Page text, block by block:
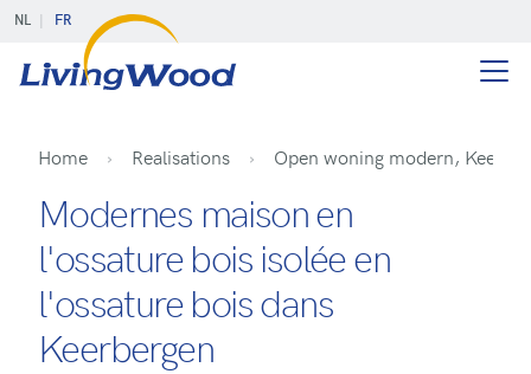
NL FR
Home Realisations Open woning modern,
Modernes maison en
l'ossature bois isolée en
l'ossature bois dans
Keerbergen